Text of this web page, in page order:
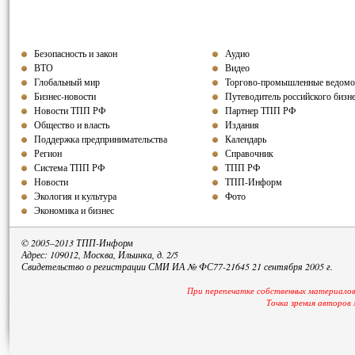
Безопасность и закон
ВТО
Глобальный мир
Бизнес-новости
Новости ТПП РФ
Общество и власть
Поддержка предпринимательства
Регион
Система ТПП РФ
Новости
Экология и культура
Экономика и бизнес
Аудио
Видео
Торгово-промышленные
Путеводитель российского
Партнер ТПП РФ
Издания
Календарь
Справочник
ТПП РФ
ТПП-Информ
Фото
© 2005–2013 ТПП-Информ
Адрес: 109012, Москва, Ильинка, д. 2/5
Свидетельство о регистрации СМИ ИА № ФС77-21645 21 сентября 2005 г.
При перепечатке собственных
Точка зрения